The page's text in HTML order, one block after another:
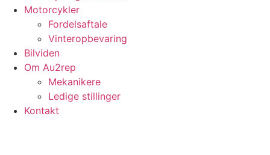
Motorcykler
Fordelsaftale
Vinteropbevaring
Bilviden
Om Au2rep
Mekanikere
Ledige stillinger
Kontakt